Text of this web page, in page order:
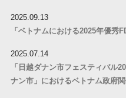
2025.09.13
「ベトナムにおける2025年優秀
2025.07.14
「日越ダナン市フェスティバル
ナン市」におけるベトナム政府